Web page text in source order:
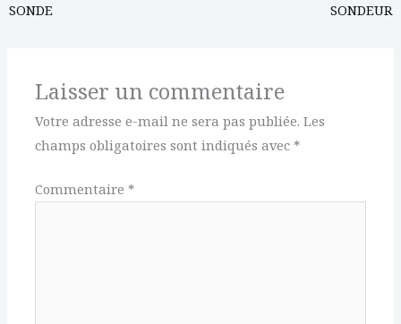
SONDE SONDEUR
Laisser un commentaire
Votre adresse e-mail ne sera pas publiée. Les
champs obligatoires sont indiqués avec *
Commentaire *